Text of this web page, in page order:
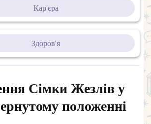
Кар'єра
Здоров'я
Сімки Жезлів у
положенні